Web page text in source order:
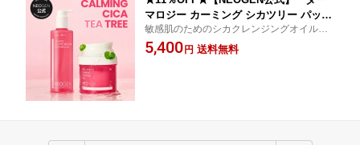
マロジー カーミング シカツリー パッド
150ml (90枚入) x クレンジングオイル30
0ml」トナーパッド クレンジングオイル
敏感肌のためのシカクレンジングオイル＆
パッド。 メイク落としから角質ケアまで、
やさしくすっきり整える2STEPケア。
5,400円 送料無料